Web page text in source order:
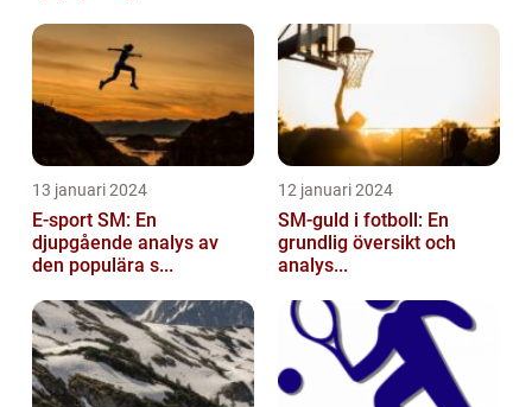
13 januari 2024
E-sport SM: En
djupgående analys av
den populära s...
12 januari 2024
SM-guld i fotboll: En
grundlig översikt och
analys...